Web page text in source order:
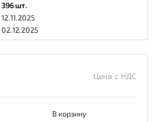
396 шт.
12.11.2025
02.12.2025
Цена с НДС
В корзину